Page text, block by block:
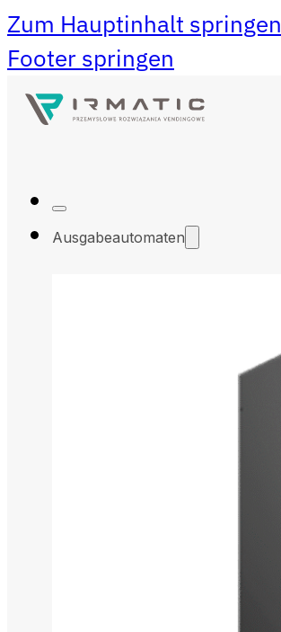
Zum Hauptinhalt springen
Footer springen
Ausgabeautomaten